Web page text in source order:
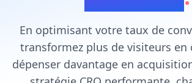
Consent Mode
CMP Axeptio
SOS Tracking
Formation
En optimisant votre taux de
transformez plus de visiteurs en
dépenser davantage en